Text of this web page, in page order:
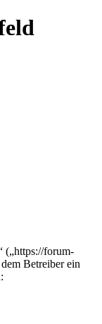
(„https://forum-
Betreiber ein